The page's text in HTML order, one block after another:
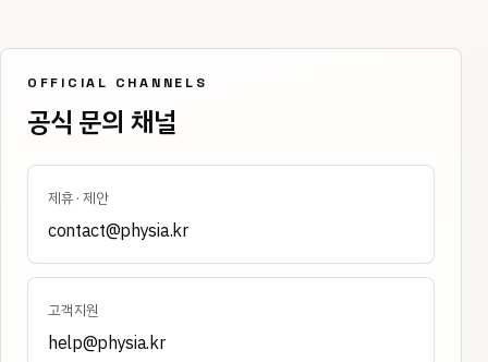
OFFICIAL CHANNELS
공식 문의 채널
제휴 · 제안
contact@physia.kr
고객지원
help@physia.kr